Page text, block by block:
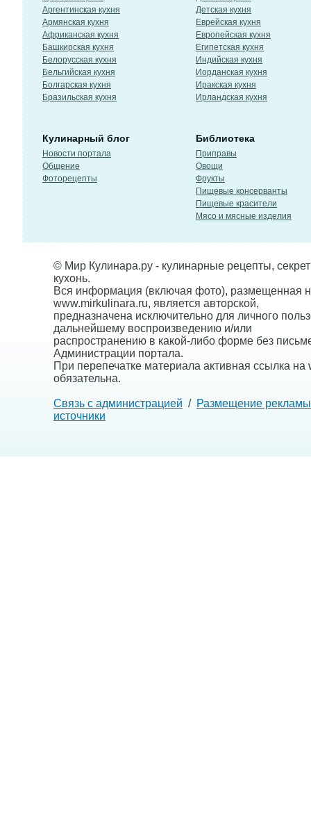
Аргентинская кухня
Армянская кухня
Африканская кухня
Башкирская кухня
Белорусская кухня
Бельгийская кухня
Болгарская кухня
Бразильская кухня
Детская кухня
Еврейская кухня
Европейская кухня
Египетская кухня
Индийская кухня
Иорданская кухня
Иракская кухня
Ирландская кухня
Кулинарный блог
Новости портала
Общение
Фоторецепты
Библиотека
Приправы
Овощи
Фрукты
Пищевые консерванты
Пищевые красители
Мясо и мясные изделия
© Мир Кулинара.ру - кулинарные рецепты,
кухонь.
Вся информация (включая фото), размещенная
www.mirkulinara.ru, является авторской,
предназначена исключительно для личного
дальнейшему воспроизведению и/или
распространению в какой-либо форме без
Администрации портала.
При перепечатке материала активная ссылка на
обязательна.
Связь с администрацией / Размещение рекламы
источники